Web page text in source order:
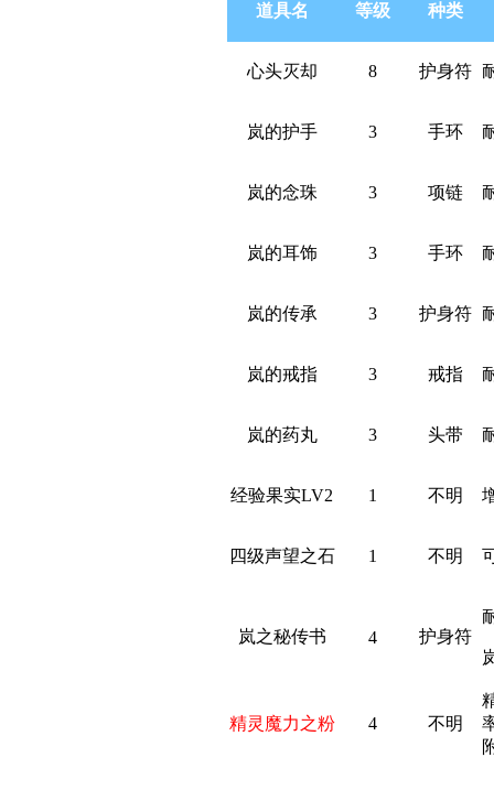
道具名 等级 种类
心头灭却 8 护身符
岚的护手 3 手环
岚的念珠 3 项链
岚的耳饰 3 手环
岚的传承 3 护身符
岚的戒指 3 戒指
岚的药丸 3 头带
经验果实LV2 1 不明
四级声望之石 1 不明
岚之秘传书 4 护身符
精灵魔力之粉 4 不明